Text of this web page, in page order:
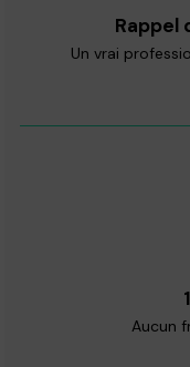
Rappel
Un vrai
Aucun